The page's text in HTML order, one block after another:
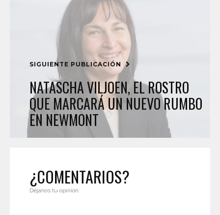
SIGUIENTE PUBLICACIÓN
NATASCHA VILJOEN, EL ROSTRO
QUE MARCARÁ UN NUEVO RUMBO
EN NEWMONT
¿COMENTARIOS?
Déjanos tu opinión.